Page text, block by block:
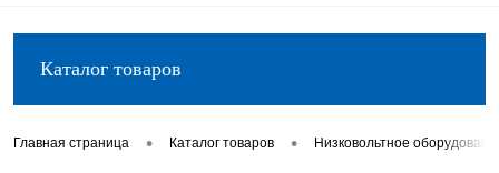
Каталог товаров
Главная страница • Каталог товаров • Низковольтное